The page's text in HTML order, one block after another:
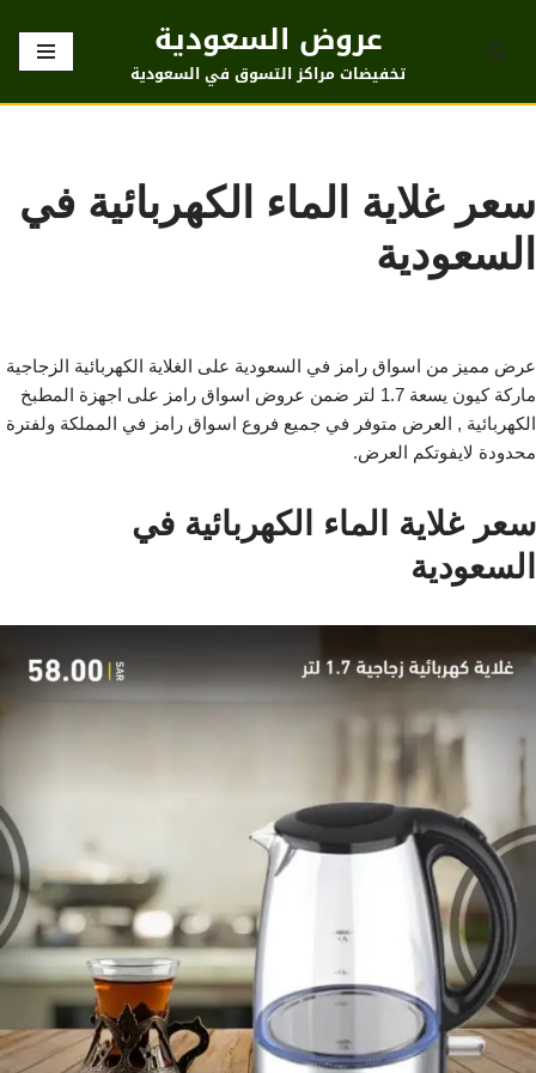
تخطى
عروض السعودية
تخفيضات مراكز التسوق في السعودية
سعر غلاية الماء الكهربائية في
السعودية
عرض مميز من اسواق رامز في السعودية على الغلاية الكهربائية الزجاجية
ماركة كيون يسعة 1.7 لتر ضمن عروض اسواق رامز على اجهزة المطبخ
الكهربائية , العرض متوفر في جميع فروع اسواق رامز في المملكة ولفترة
محدودة لايفوتكم العرض.
سعر غلاية الماء الكهربائية في
السعودية